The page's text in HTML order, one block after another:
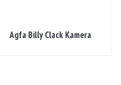
Agfa Billy Clack Kamera